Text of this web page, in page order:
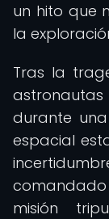
un hito que
la
Tras la
astronautas
durante
espacial
misión